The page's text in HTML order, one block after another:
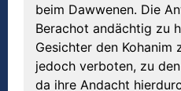
beim Dawwenen. Die
Berachot andächtig zu
Gesichter den Kohanim
jedoch verboten, zu
da ihre Andacht